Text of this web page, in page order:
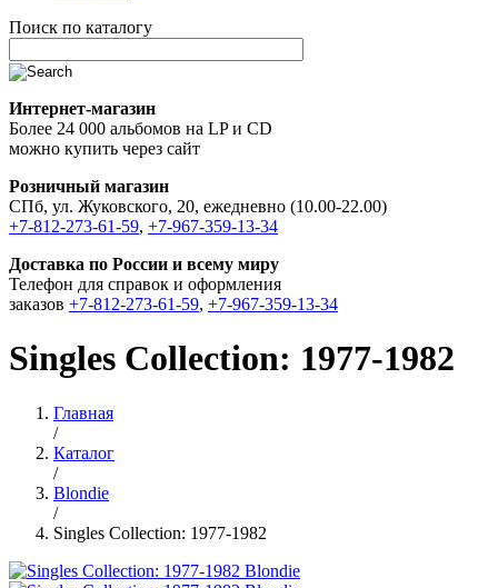
Поиск по каталогу
Интернет-магазин
Более 24 000 альбомов на LP и CD
можно купить через сайт
Розничный магазин
СПб, ул. Жуковского, 20, ежедневно (10.00-22.00)
+7-812-273-61-59, +7-967-359-13-34
Доставка по России и всему миру
Телефон для справок и оформления
заказов +7-812-273-61-59, +7-967-359-13-34
Singles Collection: 1977-1982
Главная
/
Каталог
/
Blondie
/
Singles Collection: 1977-1982